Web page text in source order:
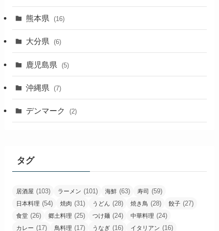
熊本県 (16)
大分県 (6)
鹿児島県 (5)
沖縄県 (7)
デンマーク (2)
タグ
居酒屋 (103) ラーメン (101) 海鮮 (63) 寿司 (59)
日本料理 (54) 焼肉 (31) うどん (28) 焼き鳥 (28) 餃子 (27)
食堂 (26) 郷土料理 (25) つけ麺 (24) 中華料理 (24)
カレー (17) 鳥料理 (17) うなぎ (16) イタリアン (16)